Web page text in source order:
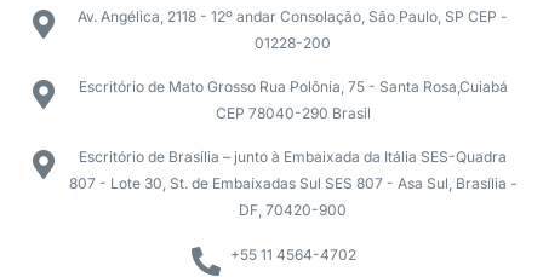
Av. Angélica, 2118 - 12º andar Consolação, São Paulo, SP CEP -
01228-200
Escritório de Mato Grosso Rua Polônia, 75 - Santa Rosa,Cuiabá
CEP 78040-290 Brasil
Escritório de Brasília – junto à Embaixada da Itália SES-Quadra
807 - Lote 30, St. de Embaixadas Sul SES 807 - Asa Sul, Brasília -
DF, 70420-900
+55 11 4564-4702